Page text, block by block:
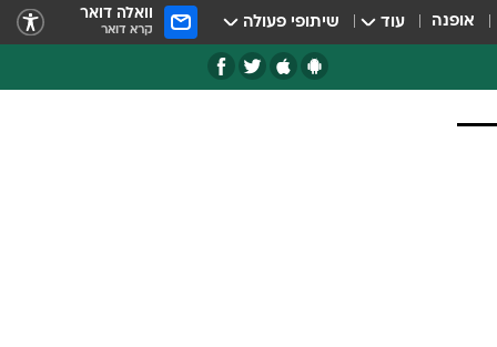
אופנה עוד שיתופי פעולה וואלה דואר
קרא דואר